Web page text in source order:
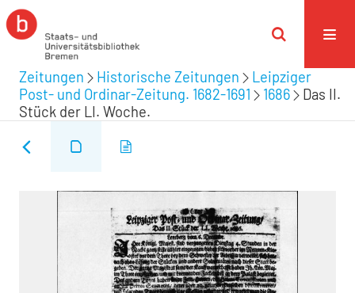
Zeitungen Historische Zeitungen
Leipziger
Post- und Ordinar-Zeitung. 1682-1691
1686
Das II.
Stück der LI. Woche.